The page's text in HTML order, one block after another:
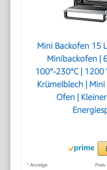
Mini Backofen 15
Minibackofen |
100°-230°C |
Krümelblech |
Ofen |
* Anzeige Preis